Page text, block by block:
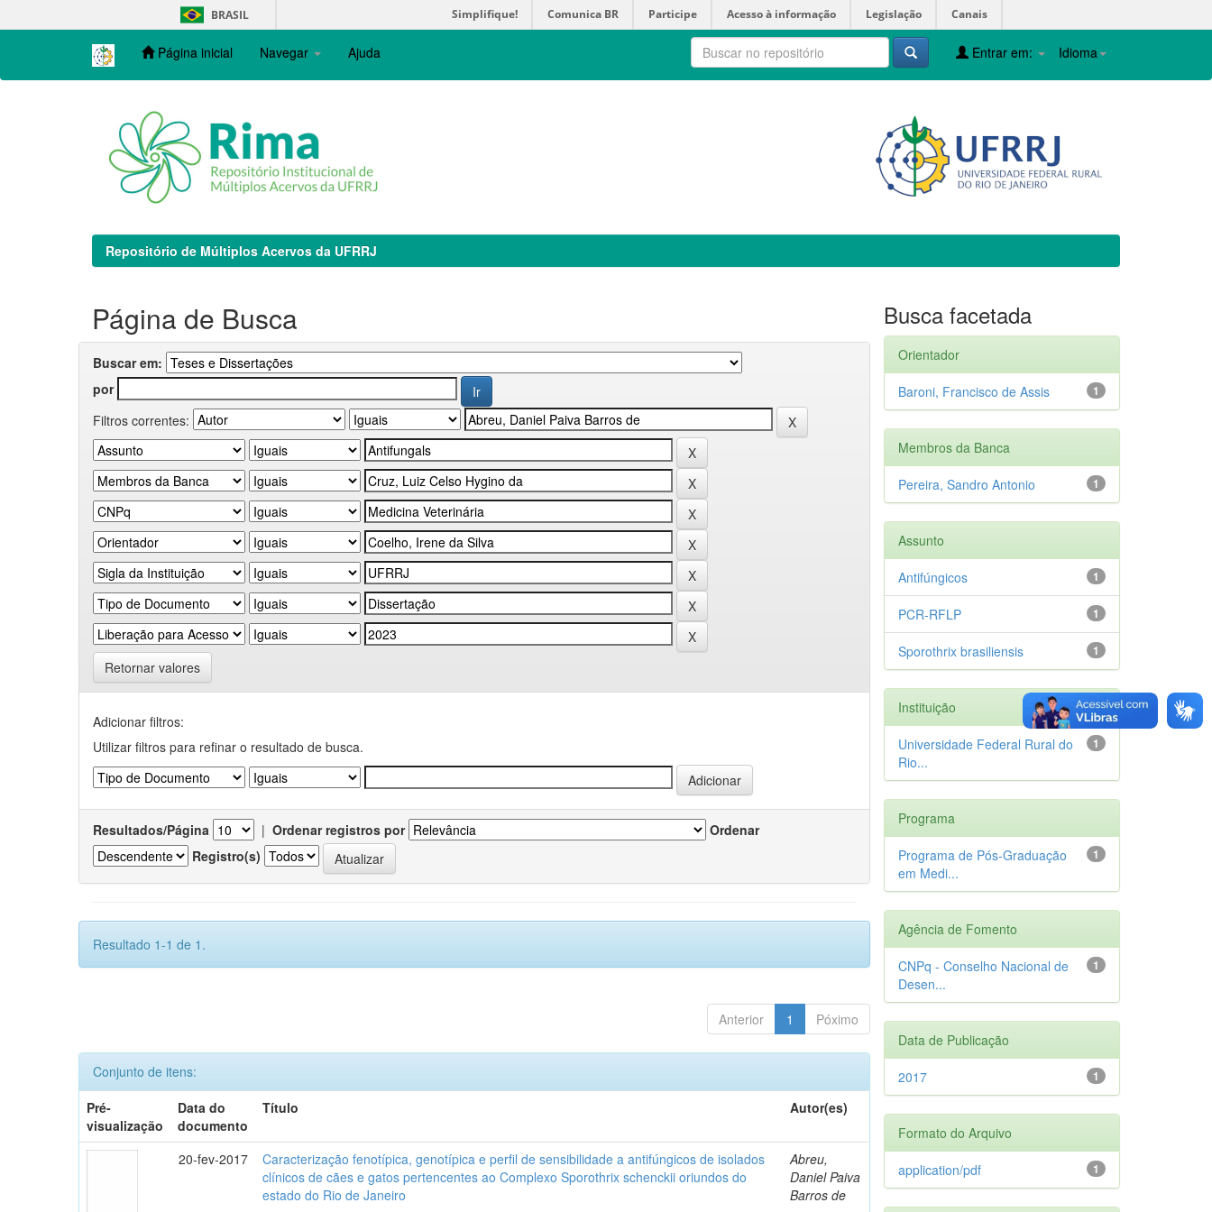
navigation
BRASIL Simplifique! Comunica BR Participe Acesso à informação Legislação Canais
Página inicial Navegar Ajuda Idioma
Entrar em:
Repositório de Múltiplos Acervos da UFRRJ
Página de Busca
Buscar em:
por
Filtros correntes:
Retornar valores
Adicionar filtros:
Utilizar filtros para refinar o resultado de busca.
Resultados/Página | Ordenar registros por
Ordenar
Registro(s)
Resultado 1-1 de 1.
Anterior 1 Póximo
Conjunto de itens:
Pré-
visualização
Data do
documento
Título Autor(es)
20-fev-2017
Caracterização fenotípica, genotípica e perfil de sensibilidade a antifúngicos de isolados
clínicos de cães e gatos pertencentes ao Complexo Sporothrix schenckii oriundos do
estado do Rio de Janeiro
Abreu,
Daniel Paiva
Barros de
Busca facetada
Orientador
1
Baroni, Francisco de Assis
Membros da Banca
1
Pereira, Sandro Antonio
Assunto
1
Antifúngicos
1
PCR-RFLP
1
Sporothrix brasiliensis
Instituição
1
Universidade Federal Rural do
Rio...
Programa
1
Programa de Pós-Graduação
em Medi...
Agência de Fomento
1
CNPq - Conselho Nacional de
Desen...
Data de Publicação
1
2017
Formato do Arquivo
1
application/pdf